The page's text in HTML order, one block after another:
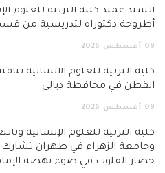
السيد عميد كلية التربية للعلوم
أطروحة دكتوراه لتدريسية من قسم
09 أغسطس 2026
كلية التربية للعلوم الانسانية
القطن في محافظة ديالى
09 أغسطس 2026
كلية التربية للعلوم الإنسانية
وجامعة الزهراء في طهران تشارك
حصار القلوب في ضوء نهضة